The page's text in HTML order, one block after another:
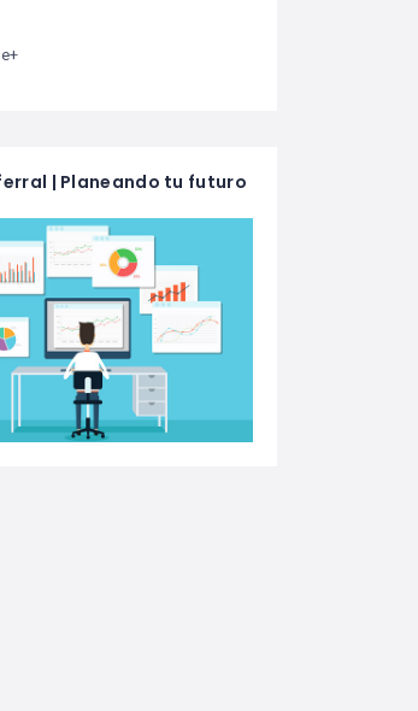
| Planeando tu futuro